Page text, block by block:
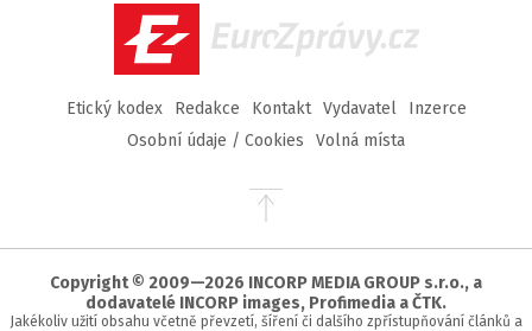
EuroZprávy.cz
Etický kodex Redakce Kontakt Vydavatel
Inzerce
Osobní údaje / Cookies
Volná místa
Přejít
stránky
Copyright © 2009—2026 INCORP MEDIA GROUP s.r.o., a
dodavatelé INCORP images, Profimedia a ČTK.
Jakékoliv užití obsahu včetně převzetí, šíření či dalšího zpřístupňování článků a